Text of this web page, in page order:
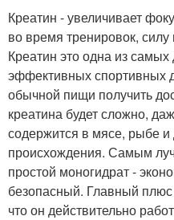
Креатин - увеличивает
во время тренировок, силу
Креатин это одна из
эффективных спортивных
обычной пищи получить
креатина будет сложно,
содержится в мясе, рыбе и
происхождения. Самым
простой моногидрат -
безопасный. Главный
что он действительно